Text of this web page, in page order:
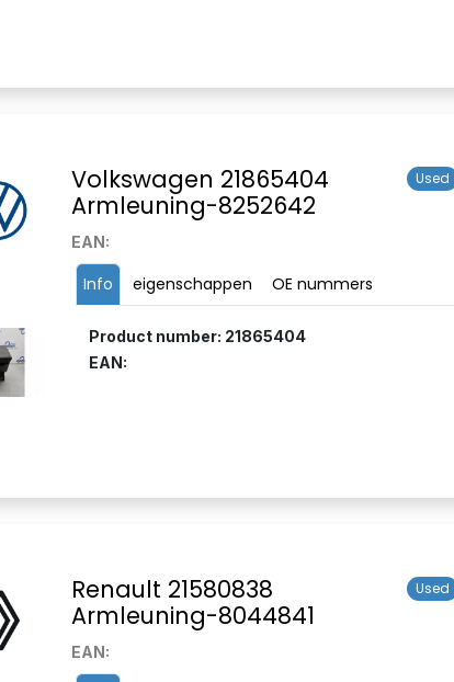
Volkswagen 21865404
Armleuning-8252642
Used
EAN:
Info eigenschappen OE nummers
Product number: 21865404
EAN:
Renault 21580838
Armleuning-8044841
Used
EAN: